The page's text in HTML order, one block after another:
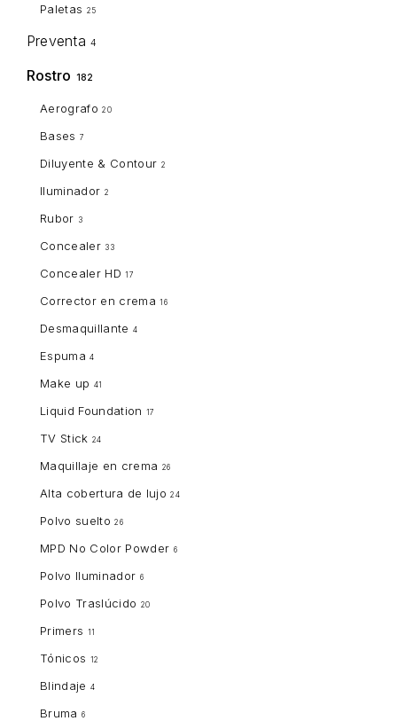
Paletas 25
Preventa 4
Rostro 182
Aerografo 20
Bases 7
Diluyente & Contour 2
Iluminador 2
Rubor 3
Concealer 33
Concealer HD 17
Corrector en crema 16
Desmaquillante 4
Espuma 4
Make up 41
Liquid Foundation 17
TV Stick 24
Maquillaje en crema 26
Alta cobertura de lujo 24
Polvo suelto 26
MPD No Color Powder 6
Polvo Iluminador 6
Polvo Traslúcido 20
Primers 11
Tónicos 12
Blindaje 4
Bruma 6